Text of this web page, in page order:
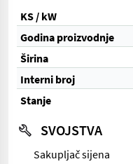
KS / kW
Godina proizvodnje
Širina
Interni broj
Stanje
SVOJSTVA
Sakupljač sijena